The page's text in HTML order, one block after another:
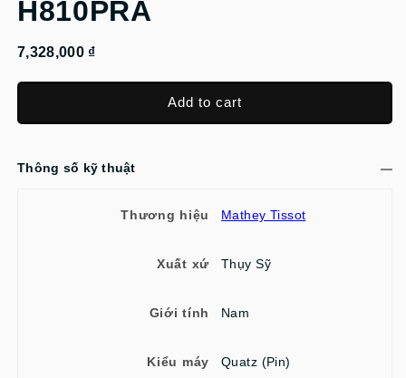
H810PRA
7,328,000 ₫
Add to cart
Thông số kỹ thuật
Thương hiệu Mathey Tissot
Xuất xứ Thụy Sỹ
Giới tính Nam
Kiểu máy Quatz (Pin)